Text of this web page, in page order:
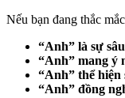
Nếu bạn đang thắc mắc
“Anh” là sự
“Anh” mang ý
“Anh” thể hiện
“Anh” đồng